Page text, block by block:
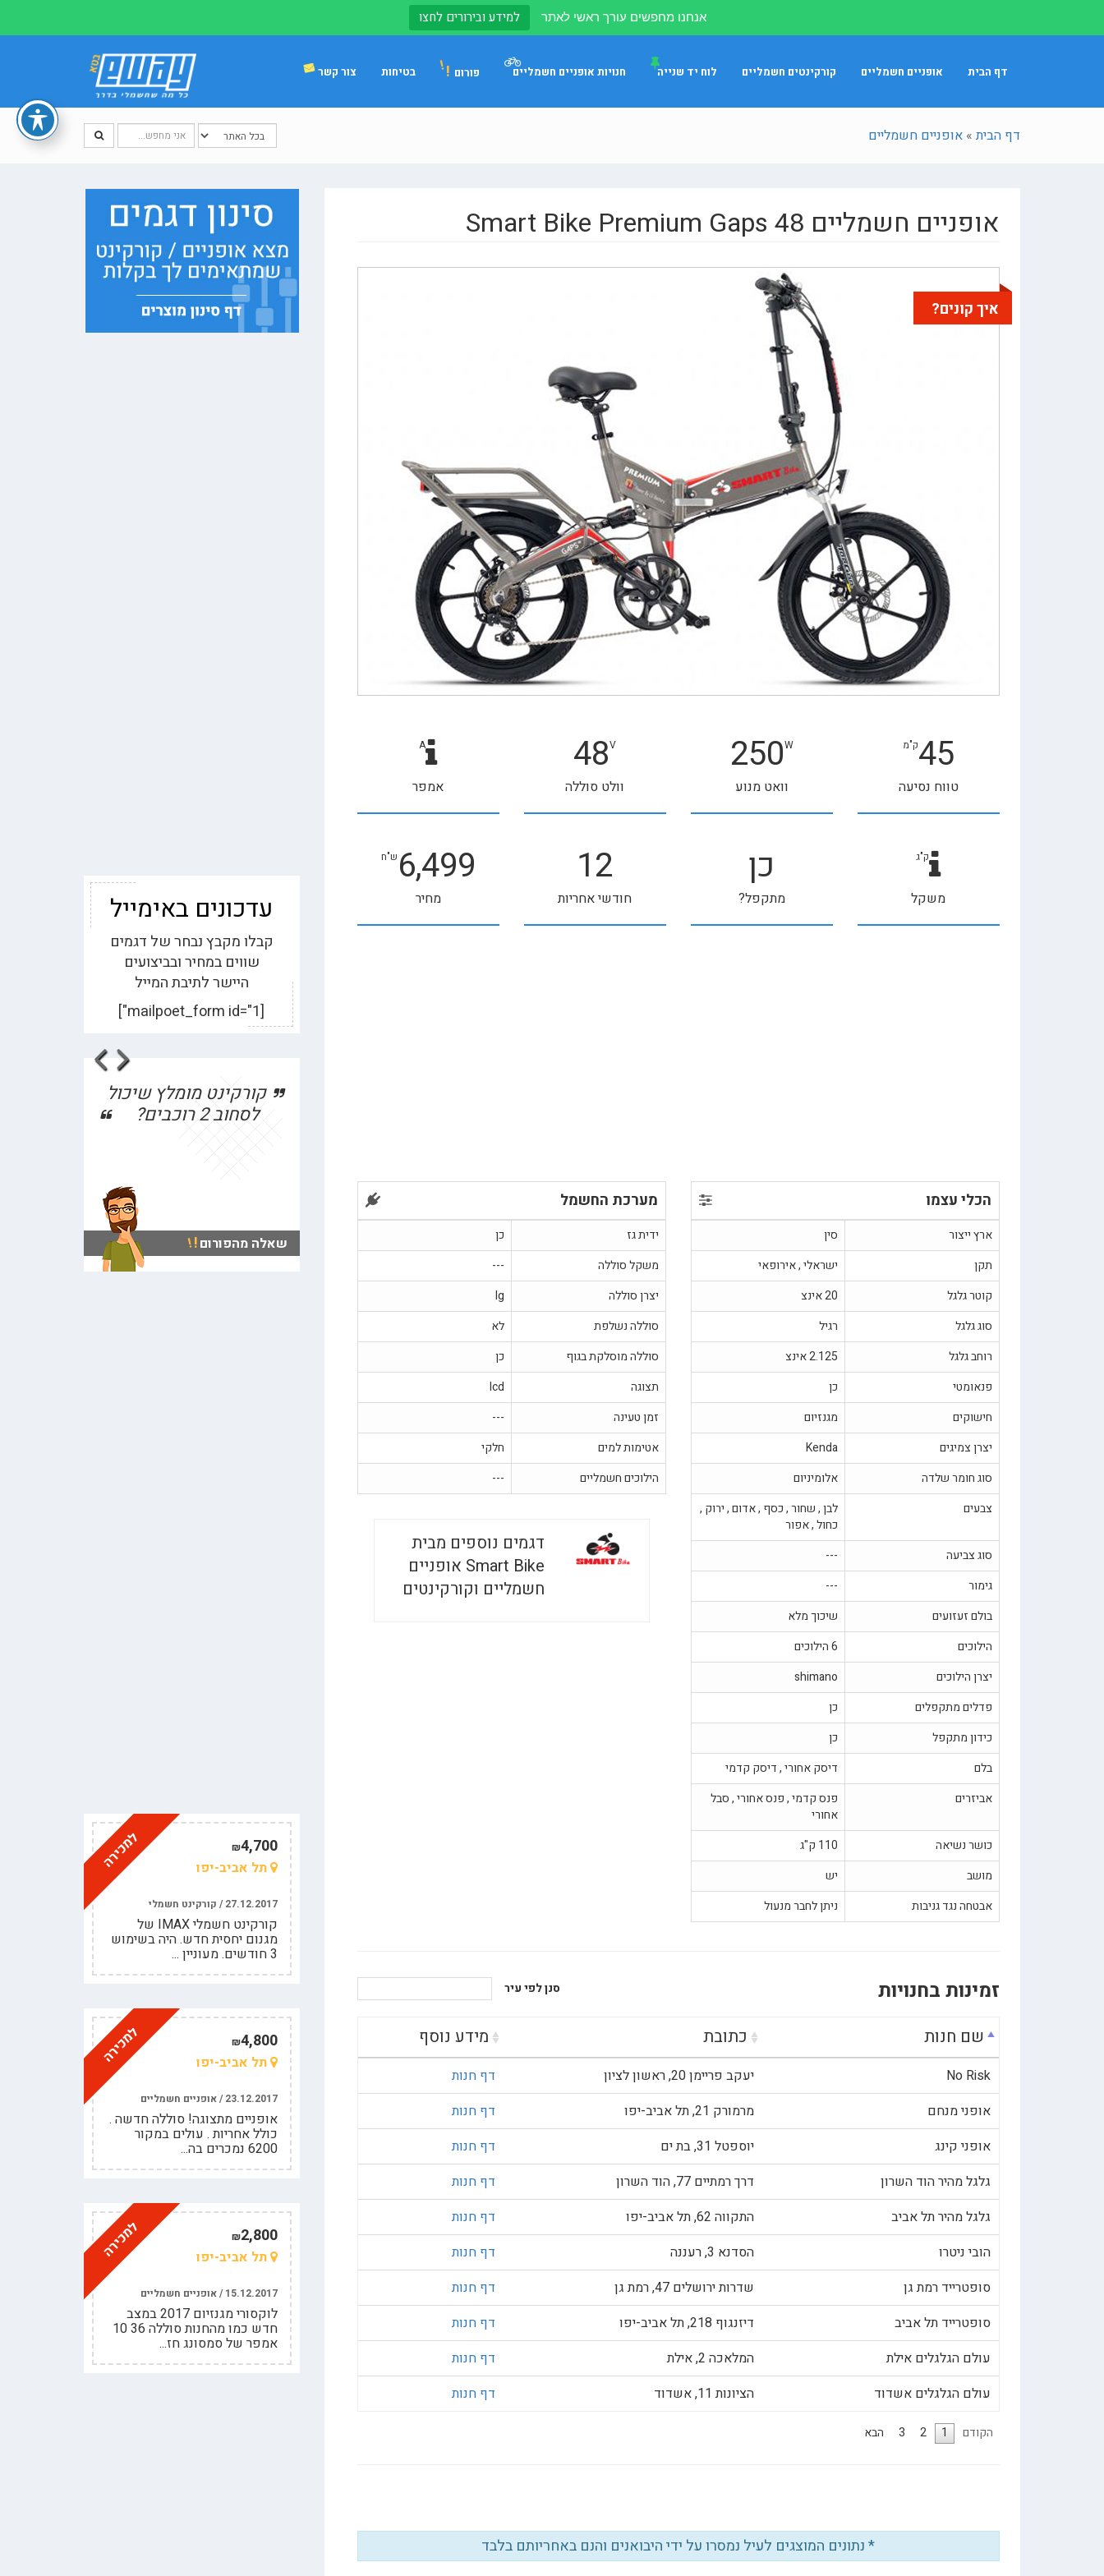
אנחנו מחפשים עורך ראשי לאתר למידע ובירורים לחצו
דף הבית אופניים חשמליים קורקינטים חשמליים לוח יד שנייה חנויות אופניים חשמליים פורום ! בטיחות צור קשר
דף הבית» אופניים חשמליים
אופניים חשמליים Smart Bike Premium Gaps 48
איך קונים?
45ק"מ
טווח נסיעה
250W
וואט מנוע
48V
וולט סוללה
A
אמפר
ק"ג
משקל
כן
מתקפל?
12
חודשי אחריות
6,499 ש"ח
מחיר
הכלי עצמו
ארץ ייצור
סין
תקן
ישראלי , אירופאי
קוטר גלגל
20 אינצ
סוג גלגל
רגיל
רוחב גלגל
2.125 אינצ
פנאומטי
כן
חישוקים
מגנזיום
יצרן צמיגים
Kenda
סוג חומר שלדה
אלומיניום
צבעים
לבן , שחור , כסף , אדום , ירוק ,
כחול , אפור
סוג צביעה
---
גימור
---
בולם זעזועים
שיכוך מלא
הילוכים
6 הילוכים
יצרן הילוכים
shimano
פדלים מתקפלים
כן
כידון מתקפל
כן
בלם
דיסק אחורי , דיסק קדמי
אביזרים
פנס קדמי , פנס אחורי , סבל
אחורי
כושר נשיאה
110 ק"ג
מושב
יש
אבטחה נגד גניבות
ניתן לחבר מנעול
מערכת החשמל
ידית גז
כן
משקל סוללה
---
יצרן סוללה
lg
סוללה נשלפת
לא
סוללה מוסלקת בגוף
כן
תצוגה
lcd
זמן טעינה
---
אטימות למים
חלקי
הילוכים חשמליים
---
דגמים נוספים מבית
Smart Bike אופניים
חשמליים וקורקינטים
זמינות בחנויות סנן לפי עיר
שם חנות כתובת מידע נוסף
No Risk יעקב פריימן 20, ראשון לציון
דף חנות
אופני מנחם
מרמורק 21, תל אביב-יפו
דף חנות
אופני קינג
יוספטל 31, בת ים
דף חנות
גלגל מהיר הוד השרון
דרך רמתיים 77, הוד השרון
דף חנות
גלגל מהיר תל אביב
התקווה 62, תל אביב-יפו
דף חנות
הובי ניטרו
הסדנא 3, רעננה
דף חנות
סופטרייד רמת גן
שדרות ירושלים 47, רמת גן
דף חנות
סופטרייד תל אביב
דיזנגוף 218, תל אביב-יפו
דף חנות
עולם הגלגלים אילת
המלאכה 2, אילת
דף חנות
עולם הגלגלים אשדוד
הציונות 11, אשדוד דף חנות
הקודם 1
2
3 הבא
* נתונים המוצגים לעיל נמסרו על ידי היבואנים והנם באחריותם בלבד
עדכונים באימייל
קבלו מקבץ נבחר של דגמים
שווים במחיר ובביצועים
היישר לתיבת המייל
[mailpoet_form id="1"]
Next
ייעוץ | עלות מול תועלת
בהתניידות חשמלית 30K
שאלה מהפורום!
!
₪4,700
תל אביב-יפו
27.12.2017 / קורקינט חשמלי
קורקינט חשמלי IMAX של
מגנום יחסית חדש. היה בשימוש
3 חודשים. מעוניין ...
למכירה
₪4,800
תל אביב-יפו
23.12.2017 / אופניים חשמליים
אופניים מתצוגה! סוללה חדשה .
כולל אחריות . עולים במקור
6200 נמכרים בה...
למכירה
₪2,800
תל אביב-יפו
15.12.2017 / אופניים חשמליים
לוקסורי מגנזיום 2017 במצב
חדש כמו מהחנות סוללה 36 10
אמפר של סמסונג חז...
למכירה